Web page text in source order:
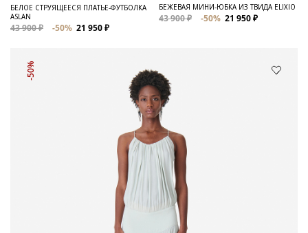
БЕЛОЕ СТРУЯЩЕЕСЯ ПЛАТЬЕ-ФУТБОЛКА
ASLAN
43 900 ₽ -50% 21 950 ₽
БЕЖЕВАЯ МИНИ-ЮБКА ИЗ ТВИДА ELIXIO
43 900 ₽ -50% 21 950 ₽
-50%